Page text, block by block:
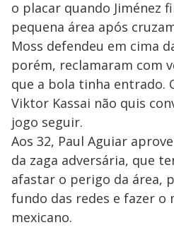
o placar quando Jiménez
pequena área após
Moss defendeu em cima
porém, reclamaram com
que a bola tinha entrado.
Viktor Kassai não quis
jogo seguir.
Aos 32, Paul Aguiar
da zaga adversária, que
afastar o perigo da área,
fundo das redes e fazer o
mexicano.